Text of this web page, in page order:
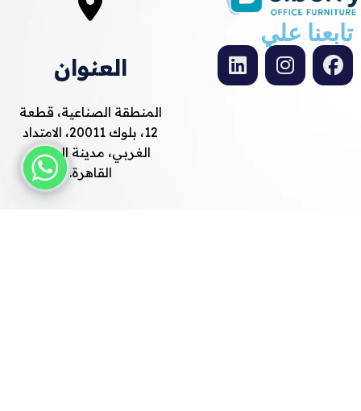
تابعنا علي
العنوان
المنطقة الصناعية، قطعة
12، بلوك 20011، الامتداد
الغربي، مدينة العبور،
القاهرة.